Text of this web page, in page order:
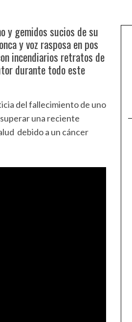
y gemidos sucios de su
y voz rasposa en pos
incendiarios retratos de
durante todo este
del fallecimiento de uno
una reciente
debido a un cáncer